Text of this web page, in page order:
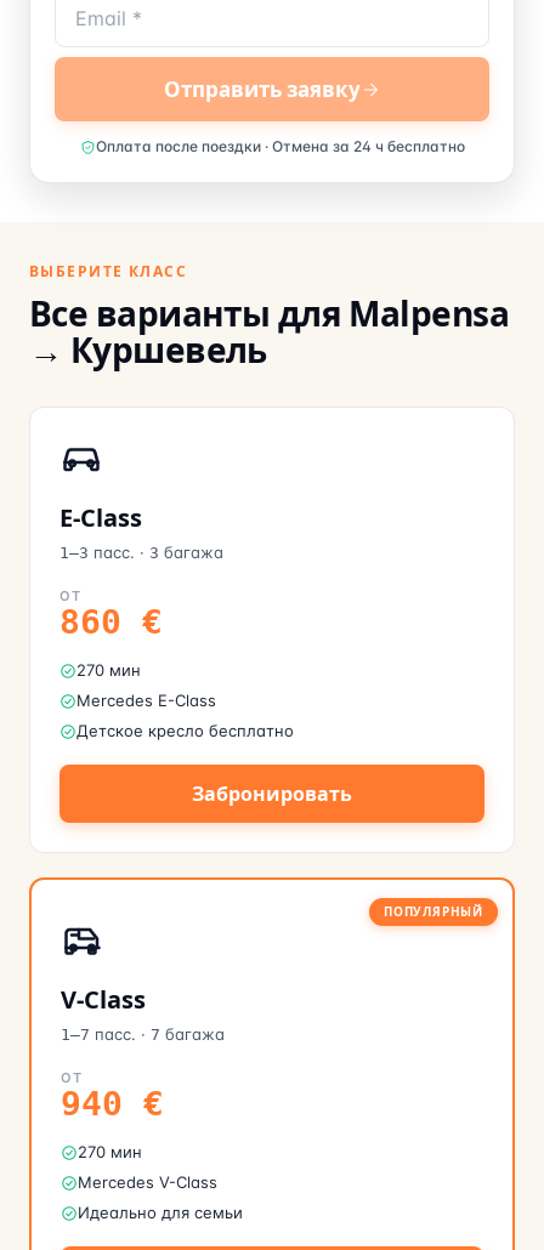
Отправить заявку
Оплата после поездки · Отмена за 24 ч бесплатно
ВЫБЕРИТЕ КЛАСС
Все варианты для Malpensa
→ Куршевель
E-Class
1–3 пасс. · 3 багажа
ОТ
860 €
270 мин
Mercedes E-Class
Детское кресло бесплатно
Забронировать
ПОПУЛЯРНЫЙ
V-Class
1–7 пасс. · 7 багажа
ОТ
940 €
270 мин
Mercedes V-Class
Идеально для семьи